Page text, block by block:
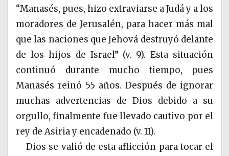
“Manasés, pues, hizo extraviarse a Judá y a los
moradores de Jerusalén, para hacer más mal
que las naciones que Jehová destruyó delante
de los hijos de Israel” (v. 9). Esta situación
continuó durante mucho tiempo, pues
Manasés reinó 55 años. Después de ignorar
muchas advertencias de Dios debido a su
orgullo, finalmente fue llevado cautivo por el
rey de Asiria y encadenado (v. 11).
Dios se valió de esta aflicción para tocar el